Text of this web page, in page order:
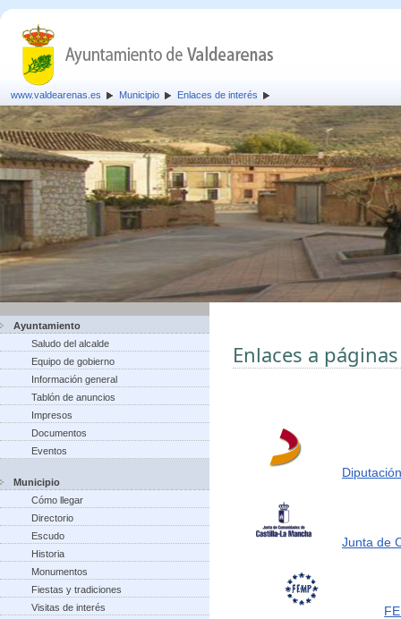
www.valdearenas.es Municipio Enlaces de interés
Ayuntamiento
Saludo del alcalde
Equipo de gobierno
Información general
Tablón de anuncios
Impresos
Documentos
Eventos
Municipio
Cómo llegar
Directorio
Escudo
Historia
Monumentos
Fiestas y tradiciones
Visitas de interés
Enlaces a
Junta de